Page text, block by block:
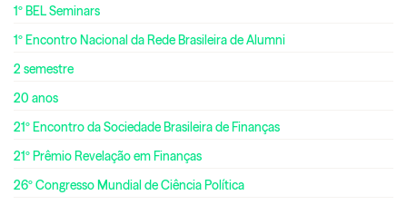
1º BEL Seminars
1º Encontro Nacional da Rede Brasileira de Alumni
2 semestre
20 anos
21º Encontro da Sociedade Brasileira de Finanças
21º Prêmio Revelação em Finanças
26º Congresso Mundial de Ciência Política